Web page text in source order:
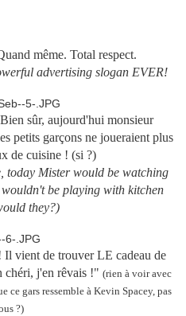
même. Total respect.
advertising slogan EVER!
sûr, aujourd'hui monsieur
petits garçons ne joueraient plus
de cuisine ! (si ?)
today Mister would be watching
be playing with kitchen
they?)
Il vient de trouver LE cadeau de
chéri, j'en rêvais !" (rien à voir avec
ce gars ressemble à Kevin Spacey, pas
?)